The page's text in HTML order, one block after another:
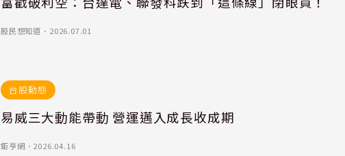
股民想知道 ． 2026.07.01
台股動態
易威三大動能帶動 營運邁入成長收成期
鉅亨網 ． 2026.04.16